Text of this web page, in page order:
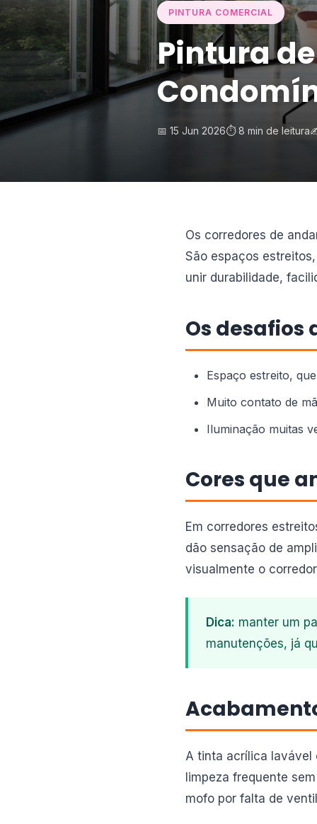
PINTURA COMERCIAL
Pintura
📅 15 Jun 2026⏱️ 8 min de leitura
Os corredores de
São espaços
unir durabilidade,
Os desafios
Espaço estreito,
Muito contato de
Iluminação muitas
Cores que
Em corredores
dão sensação de
visualmente o
Dica: manter um
manutenções, já
A tinta acrílica lavável
limpeza frequente
mofo por falta de